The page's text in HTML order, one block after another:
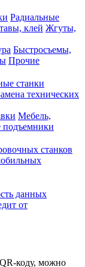
Радиальные
клей Жгуты,
Быстросъемы,
Прочие
станки
технических
Мебель,
станков
данных
от
коду, можно